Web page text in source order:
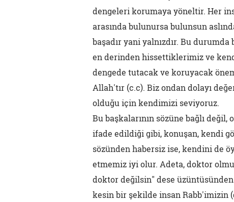
dengeleri korumaya yöneltir. Her
arasında bulunursa bulunsun
başadır yani yalnızdır. Bu
en derinden hissettiklerimiz ve
dengede tutacak ve koruyacak
Allah'tır (c.c). Biz ondan dolayı
olduğu için kendimizi seviyoruz.
Bu başkalarının sözüne bağlı
ifade edildiği gibi, konuşan, kendi
sözünden habersiz ise, kendini de
etmemiz iyi olur. Adeta, doktor
doktor değilsin" dese
kesin bir şekilde insan Rabb'imizin